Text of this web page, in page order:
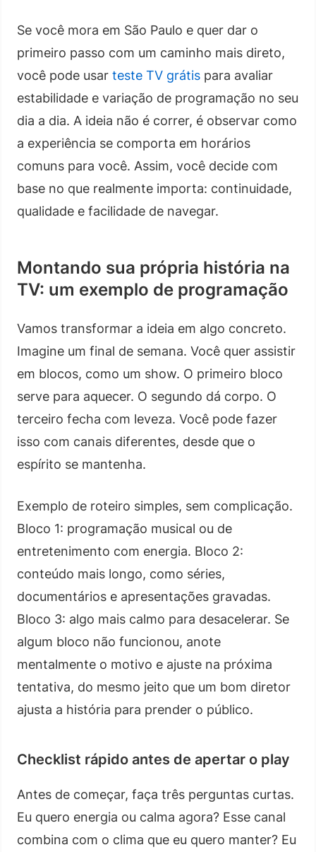
Se você mora em São Paulo e quer dar o
primeiro passo com um caminho mais direto,
você pode usar teste TV grátis para avaliar
estabilidade e variação de programação no seu
dia a dia. A ideia não é correr, é observar como
a experiência se comporta em horários
comuns para você. Assim, você decide com
base no que realmente importa: continuidade,
qualidade e facilidade de navegar.
Montando sua própria história na
TV: um exemplo de programação
Vamos transformar a ideia em algo concreto.
Imagine um final de semana. Você quer assistir
em blocos, como um show. O primeiro bloco
serve para aquecer. O segundo dá corpo. O
terceiro fecha com leveza. Você pode fazer
isso com canais diferentes, desde que o
espírito se mantenha.
Exemplo de roteiro simples, sem complicação.
Bloco 1: programação musical ou de
entretenimento com energia. Bloco 2:
conteúdo mais longo, como séries,
documentários e apresentações gravadas.
Bloco 3: algo mais calmo para desacelerar. Se
algum bloco não funcionou, anote
mentalmente o motivo e ajuste na próxima
tentativa, do mesmo jeito que um bom diretor
ajusta a história para prender o público.
Checklist rápido antes de apertar o play
Antes de começar, faça três perguntas curtas.
Eu quero energia ou calma agora? Esse canal
combina com o clima que eu quero manter? Eu